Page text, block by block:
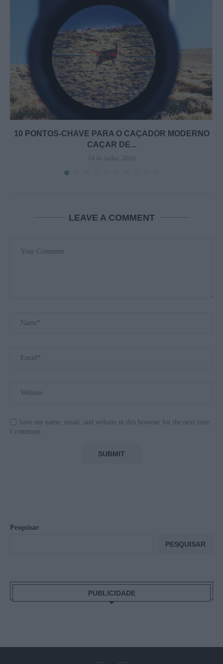
10 PONTOS-CHAVE PARA O CAÇADOR MODERNO
CAÇAR DE...
24 de Julho, 2026
LEAVE A COMMENT
Save my name, email, and website in this browser for the next time
I comment.
Pesquisar
PESQUISAR
PUBLICIDADE